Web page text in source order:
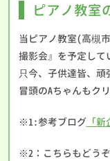
ピアノ教室
当ピアノ教室(高槻
撮影会』を予定して
只今、子供達皆、
冒頭のAちゃんもク
※1:参考ブログ「新
※2：こちらもどう